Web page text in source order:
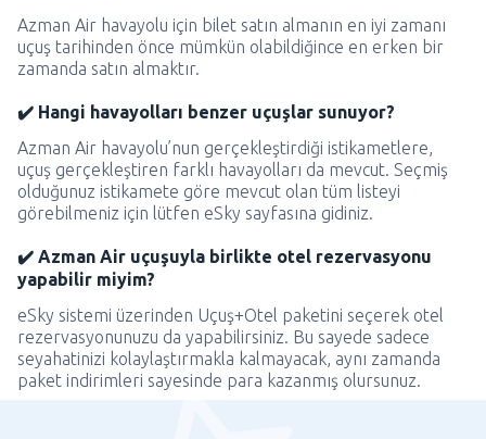
Azman Air havayolu için bilet satın almanın en iyi zamanı
uçuş tarihinden önce mümkün olabildiğince en erken bir
zamanda satın almaktır.
✔️ Hangi havayolları benzer uçuşlar sunuyor?
Azman Air havayolu’nun gerçekleştirdiği istikametlere,
uçuş gerçekleştiren farklı havayolları da mevcut. Seçmiş
olduğunuz istikamete göre mevcut olan tüm listeyi
görebilmeniz için lütfen eSky sayfasına gidiniz.
✔️ Azman Air uçuşuyla birlikte otel rezervasyonu
yapabilir miyim?
eSky sistemi üzerinden Uçuş+Otel paketini seçerek otel
rezervasyonunuzu da yapabilirsiniz. Bu sayede sadece
seyahatinizi kolaylaştırmakla kalmayacak, aynı zamanda
paket indirimleri sayesinde para kazanmış olursunuz.